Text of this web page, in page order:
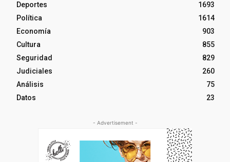
Deportes
1693
Política
1614
Economía
903
Cultura
855
Seguridad
829
Judiciales
260
Análisis
75
Datos
23
- Advertisement -